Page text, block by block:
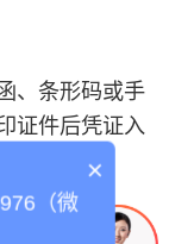
、条形码或手
证件后凭证入
×
（微